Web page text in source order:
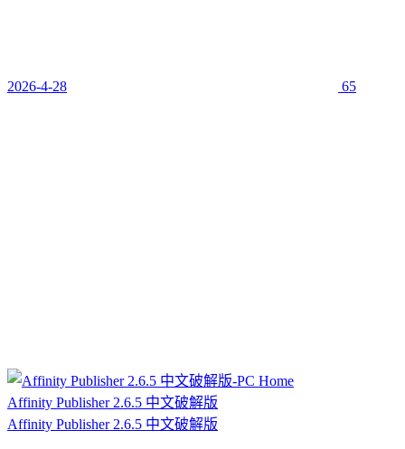
2026-4-28 65
Affinity Publisher 2.6.5 中文破解版
Affinity Publisher 2.6.5 中文破解版